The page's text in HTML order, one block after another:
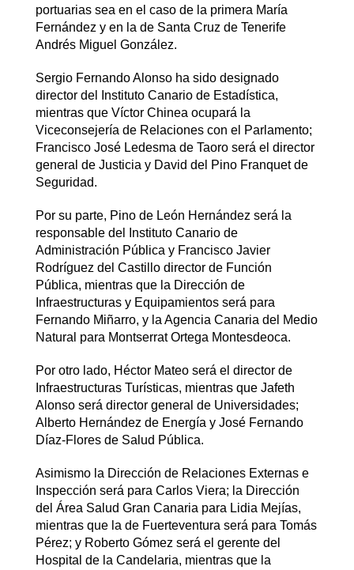
portuarias sea en el caso de la primera María
Fernández y en la de Santa Cruz de Tenerife
Andrés Miguel González.
Sergio Fernando Alonso ha sido designado
director del Instituto Canario de Estadística,
mientras que Víctor Chinea ocupará la
Viceconsejería de Relaciones con el Parlamento;
Francisco José Ledesma de Taoro será el director
general de Justicia y David del Pino Franquet de
Seguridad.
Por su parte, Pino de León Hernández será la
responsable del Instituto Canario de
Administración Pública y Francisco Javier
Rodríguez del Castillo director de Función
Pública, mientras que la Dirección de
Infraestructuras y Equipamientos será para
Fernando Miñarro, y la Agencia Canaria del Medio
Natural para Montserrat Ortega Montesdeoca.
Por otro lado, Héctor Mateo será el director de
Infraestructuras Turísticas, mientras que Jafeth
Alonso será director general de Universidades;
Alberto Hernández de Energía y José Fernando
Díaz-Flores de Salud Pública.
Asimismo la Dirección de Relaciones Externas e
Inspección será para Carlos Viera; la Dirección
del Área Salud Gran Canaria para Lidia Mejías,
mientras que la de Fuerteventura será para Tomás
Pérez; y Roberto Gómez será el gerente del
Hospital de la Candelaria, mientras que la